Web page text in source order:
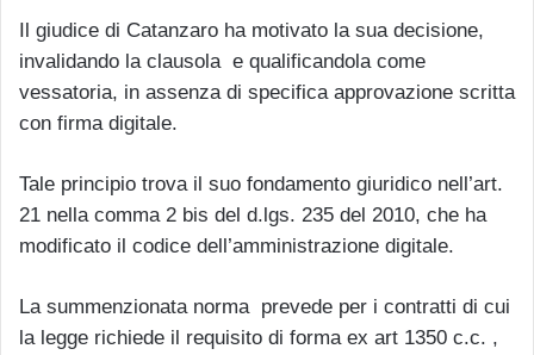
Il giudice di Catanzaro ha motivato la sua decisione,
invalidando la clausola e qualificandola come
vessatoria, in assenza di specifica approvazione scritta
con firma digitale.
Tale principio trova il suo fondamento giuridico nell’art.
21 nella comma 2 bis del d.lgs. 235 del 2010, che ha
modificato il codice dell’amministrazione digitale.
La summenzionata norma prevede per i contratti di cui
la legge richiede il requisito di forma ex art 1350 c.c. ,